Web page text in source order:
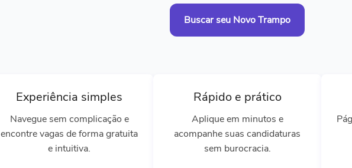
Buscar seu Novo Trampo
Experiência simples
Navegue sem complicação e
encontre vagas de forma gratuita
e intuitiva.
Rápido e prático
Aplique em minutos e
acompanhe suas candidaturas
sem burocracia.